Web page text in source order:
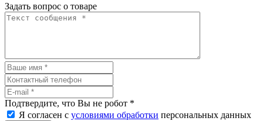
Задать вопрос о товаре
Подтвердите, что Вы не робот *
Я согласен с условиями обработки персональных данных